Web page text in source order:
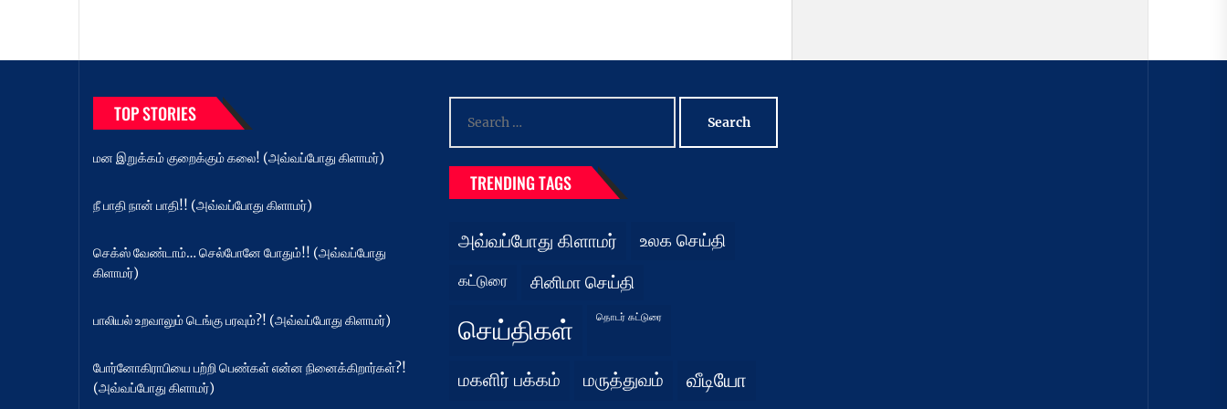
TOP STORIES
மன இறுக்கம் குறைக்கும் கலை! (அவ்வப்போது கிளாமர்)
நீ பாதி நான் பாதி!! (அவ்வப்போது கிளாமர்)
செக்ஸ் வேண்டாம்… செல்போனே போதும்!! (அவ்வப்போது
கிளாமர்)
பாலியல் உறவாலும் டெங்கு பரவும்?! (அவ்வப்போது கிளாமர்)
போர்னோகிராபியை பற்றி பெண்கள் என்ன நினைக்கிறார்கள்?!
(அவ்வப்போது கிளாமர்)
for:
TRENDING TAGS
அவ்வப்போது கிளாமர் உலக செய்தி
கட்டுரை சினிமா செய்தி
செய்திகள் தொடர் கட்டுரை
மகளிர் பக்கம் மருத்துவம் வீடியோ